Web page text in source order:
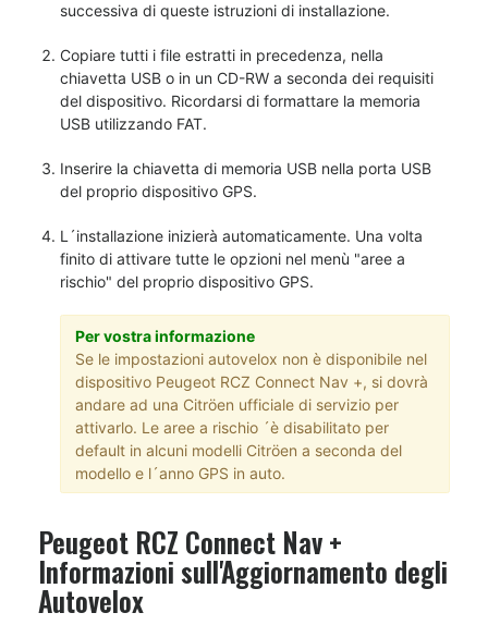
successiva di queste istruzioni di installazione.
Copiare tutti i file estratti in precedenza, nella
chiavetta USB o in un CD-RW a seconda dei requisiti
del dispositivo. Ricordarsi di formattare la memoria
USB utilizzando FAT.
Inserire la chiavetta di memoria USB nella porta USB
del proprio dispositivo GPS.
L´installazione inizierà automaticamente. Una volta
finito di attivare tutte le opzioni nel menù "aree a
rischio" del proprio dispositivo GPS.
Per vostra informazione
Se le impostazioni autovelox non è disponibile nel
dispositivo Peugeot RCZ Connect Nav +, si dovrà
andare ad una Citröen ufficiale di servizio per
attivarlo. Le aree a rischio ´è disabilitato per
default in alcuni modelli Citröen a seconda del
modello e l´anno GPS in auto.
Peugeot RCZ Connect Nav +
Informazioni sull'Aggiornamento degli
Autovelox